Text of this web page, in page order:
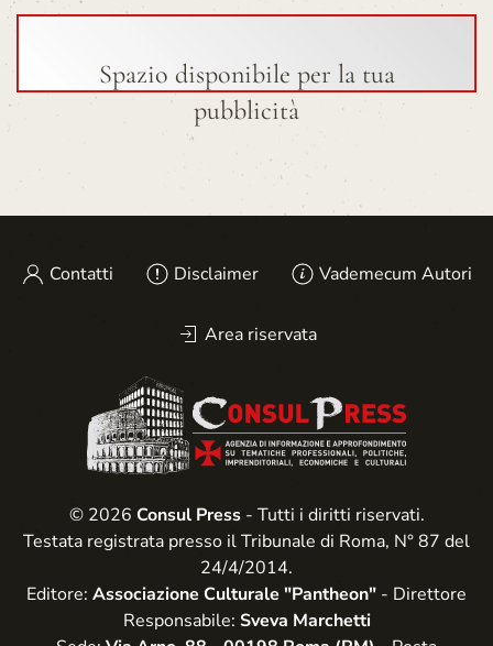
Spazio disponibile per la tua
pubblicità
Contatti Disclaimer Vademecum Autori
Area riservata
© 2026 Consul Press- Tutti i diritti riservati.
Testata registrata presso il Tribunale di Roma, N° 87 del
24/4/2014.
Editore: Associazione Culturale "Pantheon" - Direttore
Responsabile: Sveva Marchetti